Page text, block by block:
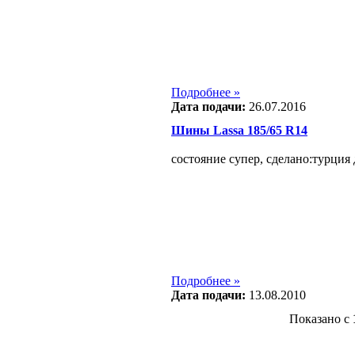
Подробнее »
Дата подачи: 26.07.2016
Шины Lassa 185/65 R14
состояние супер,
Подробнее »
Дата подачи: 13.08.2010
Показано с